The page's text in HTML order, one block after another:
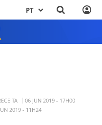
PT
06 JUN 2019 - 17H00
2019 - 11H24